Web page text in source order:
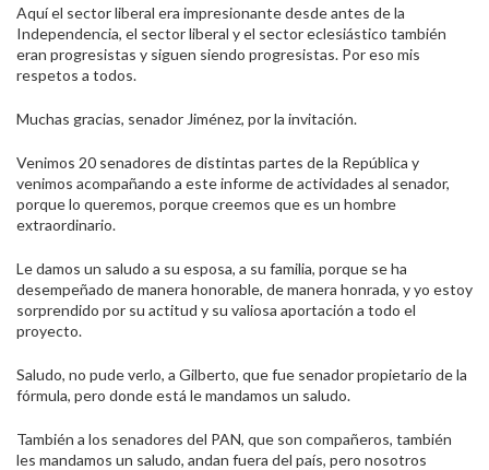
Aquí el sector liberal era impresionante desde antes de la
Independencia, el sector liberal y el sector eclesiástico también
eran progresistas y siguen siendo progresistas. Por eso mis
respetos a todos.
Muchas gracias, senador Jiménez, por la invitación.
Venimos 20 senadores de distintas partes de la República y
venimos acompañando a este informe de actividades al senador,
porque lo queremos, porque creemos que es un hombre
extraordinario.
Le damos un saludo a su esposa, a su familia, porque se ha
desempeñado de manera honorable, de manera honrada, y yo estoy
sorprendido por su actitud y su valiosa aportación a todo el
proyecto.
Saludo, no pude verlo, a Gilberto, que fue senador propietario de la
fórmula, pero donde está le mandamos un saludo.
También a los senadores del PAN, que son compañeros, también
les mandamos un saludo, andan fuera del país, pero nosotros